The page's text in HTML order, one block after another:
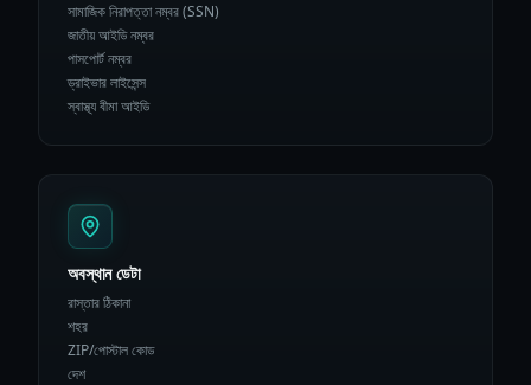
সামাজিক নিরাপত্তা নম্বর (SSN)
জাতীয় আইডি নম্বর
পাসপোর্ট নম্বর
ড্রাইভার লাইসেন্স
স্বাস্থ্য বীমা আইডি
অবস্থান ডেটা
রাস্তার ঠিকানা
শহর
ZIP/পোস্টাল কোড
দেশ